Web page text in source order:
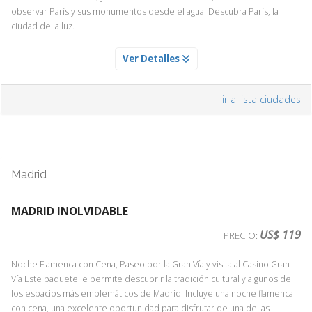
observar París y sus monumentos desde el agua. Descubra París, la
ciudad de la luz.
ENTRADA AL PALACIO DE VERSAILLES SIN GUIA
del esplendor de la monarquía francesa. La entrada incluye acceso al
XV y Luis XVI, y es Patrimonio de la Humanidad por la UNESCO. La visita
Servicio Día 2
La forma más completa y extensa de ver París es por supuesto un tour
panorámico en autobús, peropara sentir París hay que caminarla e
Ver Detalles
ir a lista ciudades
Madrid
MADRID INOLVIDABLE
PRECIO: US$ 119
Noche Flamenca con Cena, Paseo por la Gran Vía y visita al Casino Gran
Vía Este paquete le permite descubrir la tradición cultural y algunos de
los espacios más emblemáticos de Madrid. Incluye una noche flamenca
con cena, una excelente oportunidad para disfrutar de una de las